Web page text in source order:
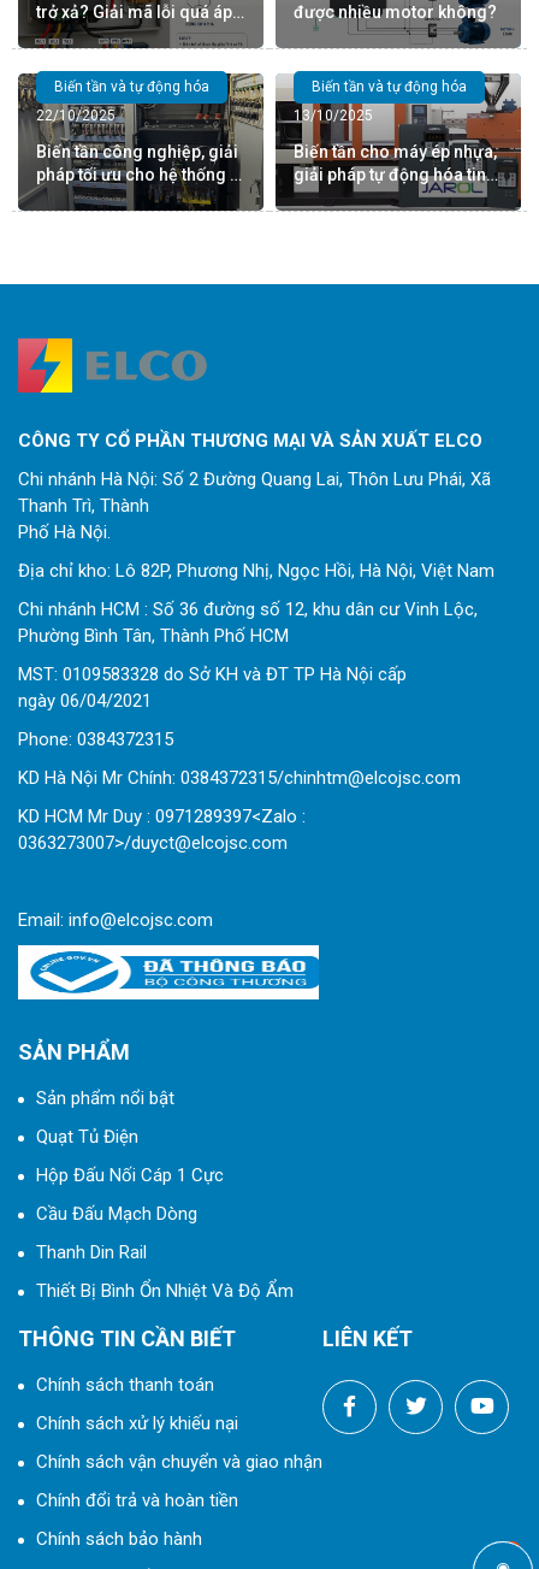
trở xả? Giải mã lỗi quá áp
(OV)
được nhiều motor không?
Biến tần và tự động hóa
22/10/2025
Biến tần công nghiệp, giải
pháp tối ưu cho hệ thống tự
động hóa
Biến tần và tự động hóa
13/10/2025
Biến tần cho máy ép nhựa,
giải pháp tự động hóa tin
cậy
CÔNG TY CỔ PHẦN THƯƠNG MẠI VÀ SẢN XUẤT ELCO
Chi nhánh Hà Nội: Số 2 Đường Quang Lai, Thôn Lưu Phái, Xã
Thanh Trì, Thành
Phố Hà Nội.
Địa chỉ kho: Lô 82P, Phương Nhị, Ngọc Hồi, Hà Nội, Việt Nam
Chi nhánh HCM : Số 36 đường số 12, khu dân cư Vinh Lộc,
Phường Bình Tân, Thành Phố HCM
MST: 0109583328 do Sở KH và ĐT TP Hà Nội cấp
ngày 06/04/2021
Phone: 0384372315
KD Hà Nội Mr Chính: 0384372315/chinhtm@elcojsc.com
KD HCM Mr Duy : 0971289397<Zalo :
0363273007>/duyct@elcojsc.com
Email: info@elcojsc.com
SẢN PHẨM
Sản phẩm nổi bật
Quạt Tủ Điện
Hộp Đấu Nối Cáp 1 Cực
Cầu Đấu Mạch Dòng
Thanh Din Rail
Thiết Bị Bình Ổn Nhiệt Và Độ Ẩm
THÔNG TIN CẦN BIẾT
Chính sách thanh toán
Chính sách xử lý khiếu nại
Chính sách vận chuyển và giao nhận
Chính đổi trả và hoàn tiền
Chính sách bảo hành
LIÊN KẾT